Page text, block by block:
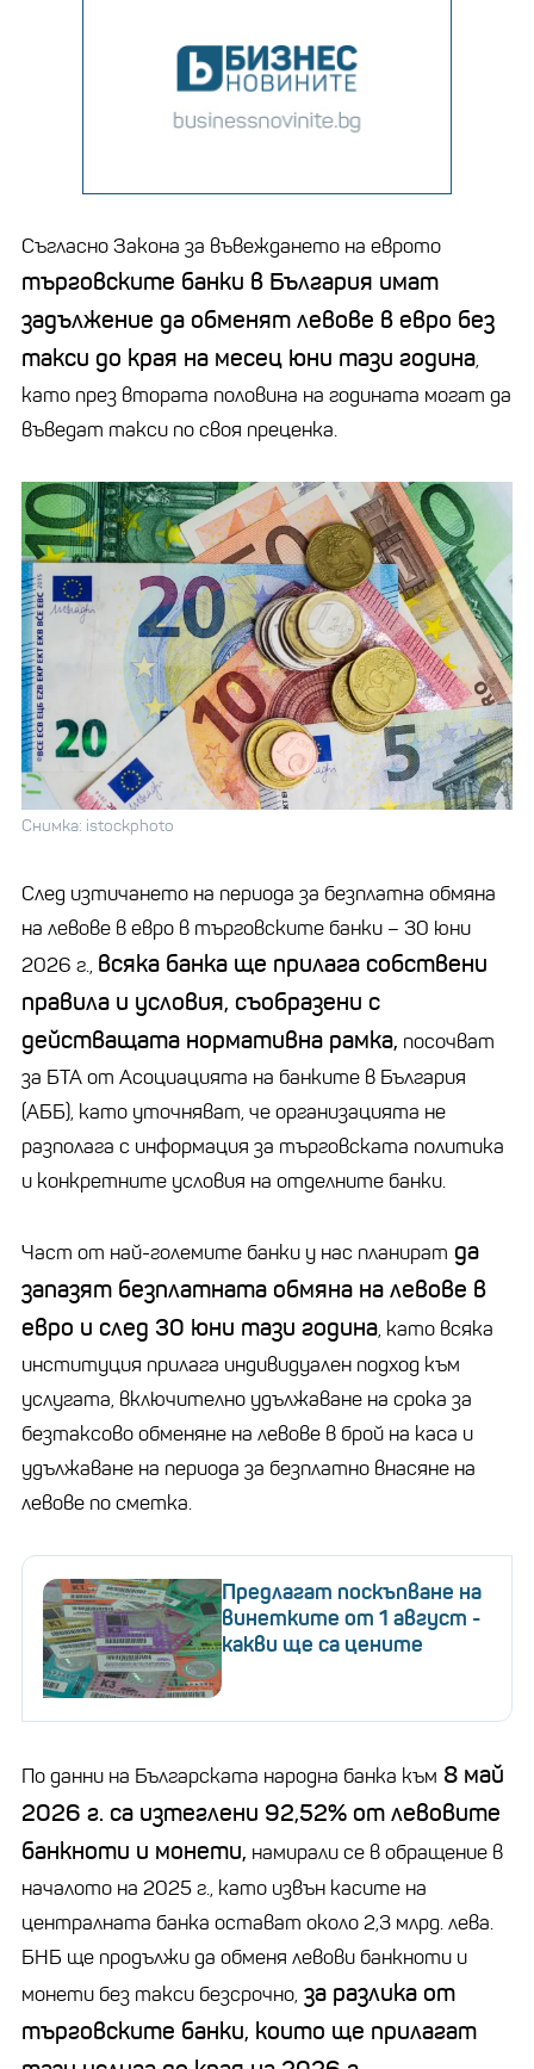
Съгласно Закона за въвеждането на еврото
търговските банки в България имат
задължение да обменят левове в евро без
такси до края на месец юни тази година,
като през втората половина на годината могат да
въведат такси по своя преценка.
Снимка: istockphoto
След изтичането на периода за безплатна обмяна
на левове в евро в търговските банки – 30 юни
2026 г., всяка банка ще прилага собствени
правила и условия, съобразени с
действащата нормативна рамка, посочват
за БТА от Асоциацията на банките в България
(АББ), като уточняват, че организацията не
разполага с информация за търговската политика
и конкретните условия на отделните банки.
Част от най-големите банки у нас планират да
запазят безплатната обмяна на левове в
евро и след 30 юни тази година, като всяка
институция прилага индивидуален подход към
услугата, включително удължаване на срока за
безтаксово обменяне на левове в брой на каса и
удължаване на периода за безплатно внасяне на
левове по сметка.
Предлагат поскъпване на
винетките от 1 август -
какви ще са цените
По данни на Българската народна банка към 8 май
2026 г. са изтеглени 92,52% от левовите
банкноти и монети, намирали се в обращение в
началото на 2025 г., като извън касите на
централната банка остават около 2,3 млрд. лева.
БНБ ще продължи да обменя левови банкноти и
монети без такси безсрочно, за разлика от
търговските банки, които ще прилагат